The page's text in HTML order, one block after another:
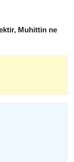
Muhittin ne